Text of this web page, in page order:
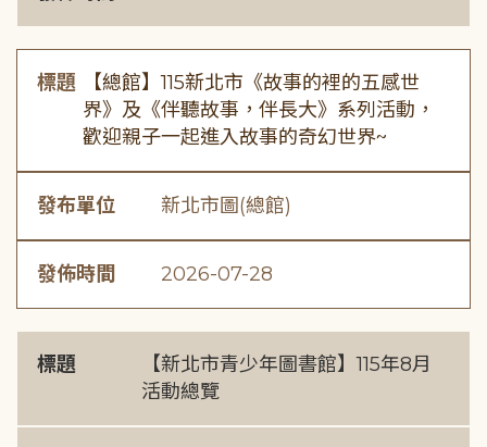
標題
【總館】115新北市《故事的裡的五感世
界》及《伴聽故事，伴長大》系列活動，
歡迎親子一起進入故事的奇幻世界~
發布單位 新北市圖(總館)
發佈時間 2026-07-28
標題
【新北市青少年圖書館】115年8月
活動總覽